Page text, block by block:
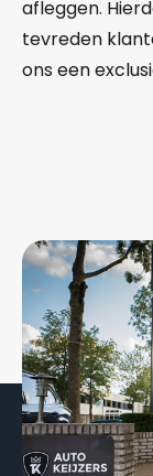
afleggen.
tevreden
ons een